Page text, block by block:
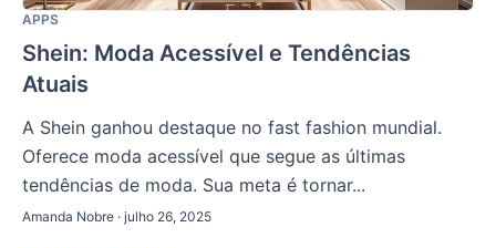
APPS
Shein: Moda Acessível e Tendências
Atuais
A Shein ganhou destaque no fast fashion mundial.
Oferece moda acessível que segue as últimas
tendências de moda. Sua meta é tornar...
Amanda Nobre · julho 26, 2025